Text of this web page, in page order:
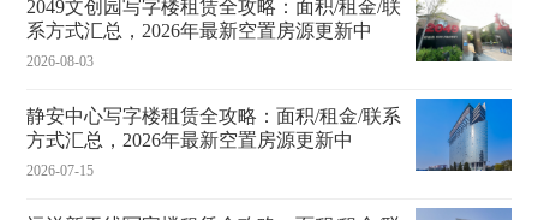
2049文创园写字楼租赁全攻略：面积/租金/联
系方式汇总，2026年最新空置房源更新中
2026-08-03
静安中心写字楼租赁全攻略：面积/租金/联系
方式汇总，2026年最新空置房源更新中
2026-07-15